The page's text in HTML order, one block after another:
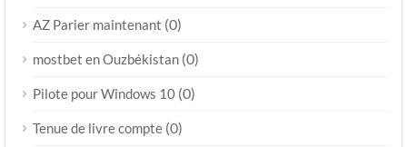
AZ Parier maintenant (0)
mostbet en Ouzbékistan (0)
Pilote pour Windows 10 (0)
Tenue de livre compte (0)